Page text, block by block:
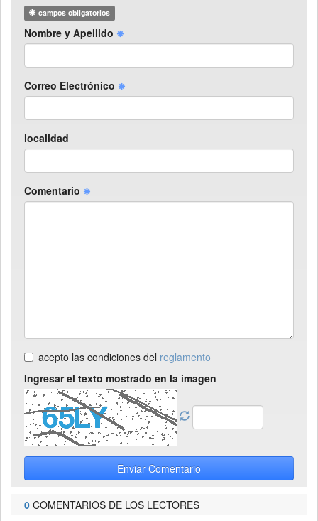
campos obligatorios
Nombre y Apellido
Correo Electrónico
localidad
Comentario
acepto las condiciones del reglamento
Ingresar el texto mostrado en la imagen
Enviar Comentario
0 COMENTARIOS DE LOS LECTORES